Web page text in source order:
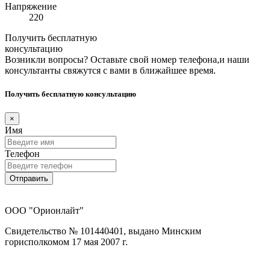
Напряжение
220
Получить бесплатную
консультацию
Возникли вопросы? Оставьте свой номер телефона,и наши
консультанты свяжутся с вами в ближайшее время.
Получить бесплатную консультацию
×
Имя
Телефон
Отправить
ООО "Орионлайт"
Свидетельство № 101440401, выдано Минским
горисполкомом 17 мая 2007 г.